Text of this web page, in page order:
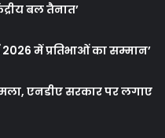
बल तैनात’
में प्रतिभाओं का सम्मान’
एनडीए सरकार पर लगाए